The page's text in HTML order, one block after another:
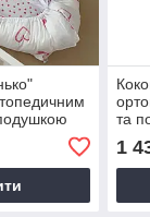
та
1